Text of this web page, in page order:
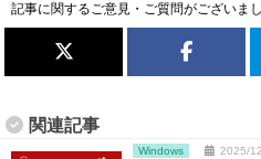
記事に関するご意見・ご質問がございま
関連記事
Windows 2025/